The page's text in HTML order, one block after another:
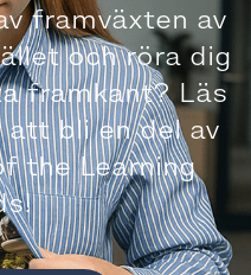
framväxten av
och röra dig
framkant? Läs
bli en del av
the Learning